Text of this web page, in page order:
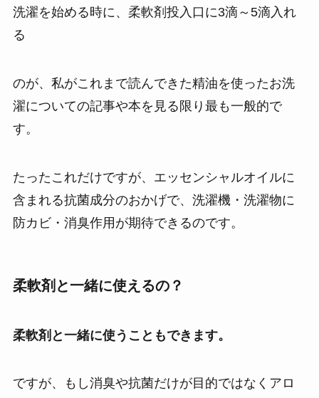
洗濯を始める時に、柔軟剤投入口に3滴～5滴入れ
る
のが、私がこれまで読んできた精油を使ったお洗
濯についての記事や本を見る限り最も一般的で
す。
たったこれだけですが、エッセンシャルオイルに
含まれる抗菌成分のおかげで、洗濯機・洗濯物に
防カビ・消臭作用が期待できるのです。
柔軟剤と一緒に使えるの？
柔軟剤と一緒に使うこともできます。
ですが、もし消臭や抗菌だけが目的ではなくアロ